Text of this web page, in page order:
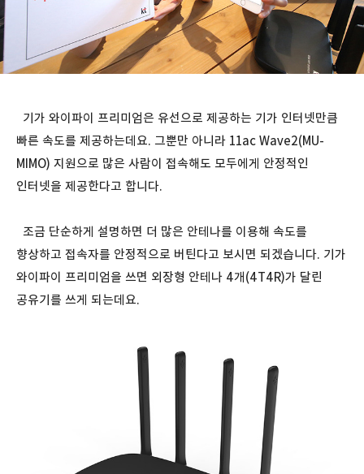
기가 와이파이 프리미엄은 유선으로 제공하는 기가 인터넷만큼
빠른 속도를 제공하는데요. 그뿐만 아니라 11ac Wave2(MU-
MIMO) 지원으로 많은 사람이 접속해도 모두에게 안정적인
인터넷을 제공한다고 합니다.
조금 단순하게 설명하면 더 많은 안테나를 이용해 속도를
향상하고 접속자를 안정적으로 버틴다고 보시면 되겠습니다. 기가
와이파이 프리미엄을 쓰면 외장형 안테나 4개(4T4R)가 달린
공유기를 쓰게 되는데요.